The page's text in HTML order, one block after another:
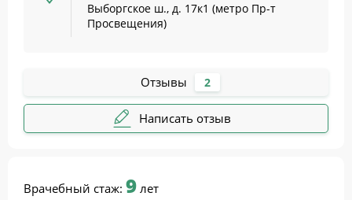
Выборгское ш., д. 17к1 (метро Пр-т
Просвещения)
Отзывы 2
Написать отзыв
Врачебный стаж:9 лет